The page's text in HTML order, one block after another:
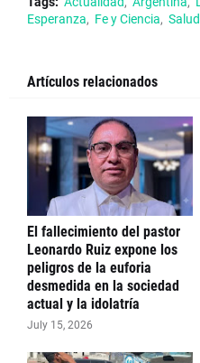
Esperanza
Fe y Ciencia
Artículos relacionados
El fallecimiento del pastor
Leonardo Ruiz expone los
peligros de la euforia
desmedida en la sociedad
actual y la idolatría
July 15, 2026